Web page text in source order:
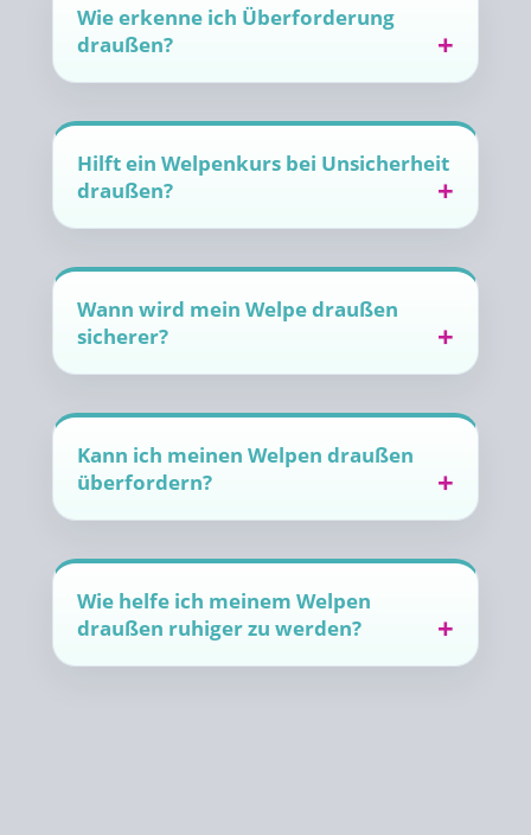
Wie erkenne ich Überforderung
draußen?
Hilft ein Welpenkurs bei Unsicherheit
draußen?
Wann wird mein Welpe draußen
sicherer?
Kann ich meinen Welpen draußen
überfordern?
Wie helfe ich meinem Welpen
draußen ruhiger zu werden?